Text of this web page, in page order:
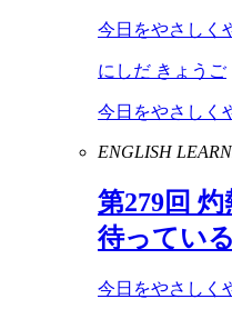
今日をやさしく
にしだ きょうご
今日をやさし
ENGLISH
第279回
待ってい
今日をやさしく